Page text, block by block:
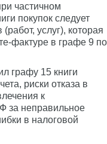
частичном
покупок следует
услуг), которая
фактуре в графе 9 по
графу 15 книги
риски отказа в
к
за неправильное
в налоговой